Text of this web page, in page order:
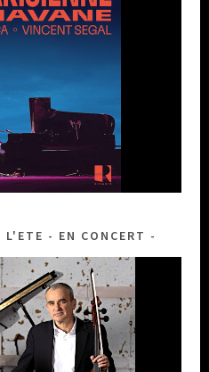
L'ETE - EN CONCERT